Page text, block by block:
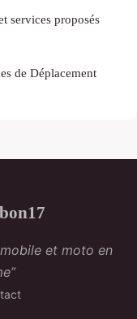
services proposés
de Déplacement
et moto en